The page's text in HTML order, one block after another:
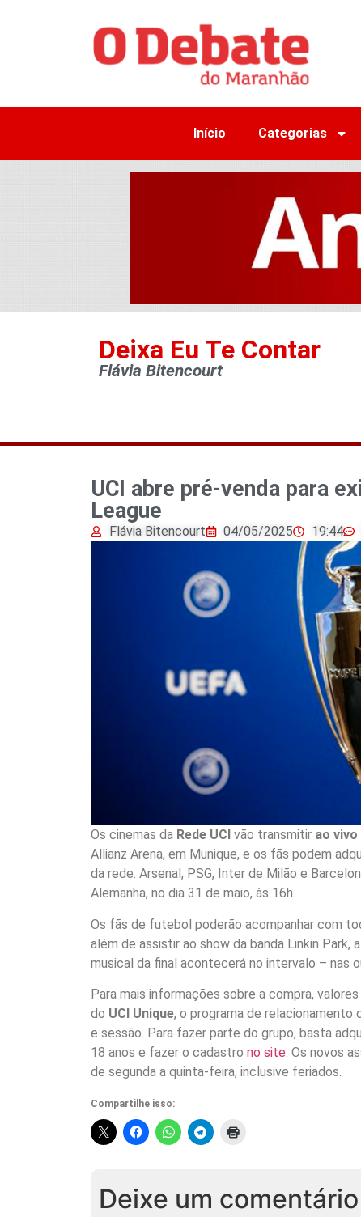
Início Categorias
Deixa Eu Te Contar
Flávia Bitencourt
UCI abre pré-venda para
League
Flávia Bitencourt 04/05/2025 19:44
Os cinemas da Rede UCI vão transmitir ao vivo
Allianz Arena, em Munique, e os fãs podem
da rede. Arsenal, PSG, Inter de Milão e
Alemanha, no dia 31 de maio, às 16h.
Os fãs de futebol poderão acompanhar com
além de assistir ao show da banda Linkin Park,
musical da final acontecerá no intervalo – nas
Para mais informações sobre a compra,
do UCI Unique, o programa de relacionamento
e sessão. Para fazer parte do grupo, basta
18 anos e fazer o cadastro no site. Os novos
de segunda a quinta-feira, inclusive feriados.
Compartilhe isso:
Deixe um comentário